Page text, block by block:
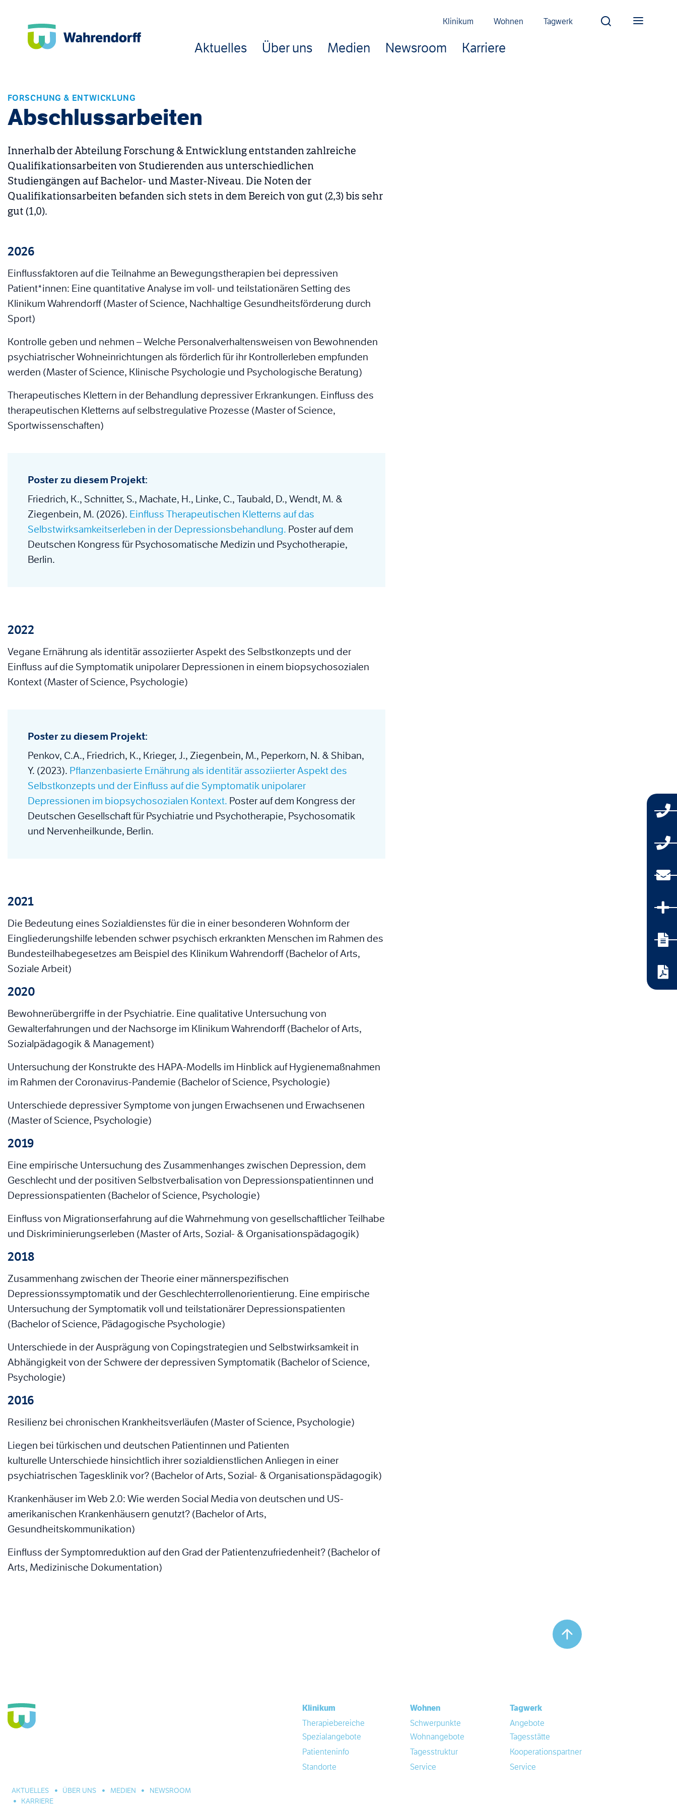
Klinikum Wohnen Tagwerk
Aktuelles Über uns Medien Newsroom Karriere
FORSCHUNG & ENTWICKLUNG
Abschlussarbeiten
Innerhalb der Abteilung Forschung & Entwicklung entstanden zahlreiche
Qualifikationsarbeiten von Studierenden aus unterschiedlichen
Studiengängen auf Bachelor- und Master-Niveau. Die Noten der
Qualifikationsarbeiten befanden sich stets in dem Bereich von gut (2,3) bis sehr
gut (1,0).
2026
Einflussfaktoren auf die Teilnahme an Bewegungstherapien bei depressiven
Patient*innen: Eine quantitative Analyse im voll- und teilstationären Setting des
Klinikum Wahrendorff (Master of Science, Nachhaltige Gesundheitsförderung durch
Sport)
Kontrolle geben und nehmen – Welche Personalverhaltensweisen von Bewohnenden
psychiatrischer Wohneinrichtungen als förderlich für ihr Kontrollerleben empfunden
werden (Master of Science, Klinische Psychologie und Psychologische Beratung)
Therapeutisches Klettern in der Behandlung depressiver Erkrankungen. Einfluss des
therapeutischen Kletterns auf selbstregulative Prozesse (Master of Science,
Sportwissenschaften)
Poster zu diesem Projekt:
Friedrich, K., Schnitter, S., Machate, H., Linke, C., Taubald, D., Wendt, M. &
Ziegenbein, M. (2026). Einfluss Therapeutischen Kletterns auf das
Selbstwirksamkeitserleben in der Depressionsbehandlung. Poster auf dem
Deutschen Kongress für Psychosomatische Medizin und Psychotherapie,
Berlin.
2022
Vegane Ernährung als identitär assoziierter Aspekt des Selbstkonzepts und der
Einfluss auf die Symptomatik unipolarer Depressionen in einem biopsychosozialen
Kontext (Master of Science, Psychologie)
Poster zu diesem Projekt:
Penkov, C.A., Friedrich, K., Krieger, J., Ziegenbein, M., Peperkorn, N. & Shiban,
Y. (2023). Pflanzenbasierte Ernährung als identitär assoziierter Aspekt des
Selbstkonzepts und der Einfluss auf die Symptomatik unipolarer
Depressionen im biopsychosozialen Kontext. Poster auf dem Kongress der
Deutschen Gesellschaft für Psychiatrie und Psychotherapie, Psychosomatik
und Nervenheilkunde, Berlin.
2021
Die Bedeutung eines Sozialdienstes für die in einer besonderen Wohnform der
Eingliederungshilfe lebenden schwer psychisch erkrankten Menschen im Rahmen des
Bundesteilhabegesetzes am Beispiel des Klinikum Wahrendorff (Bachelor of Arts,
Soziale Arbeit)
2020
Bewohnerübergriffe in der Psychiatrie. Eine qualitative Untersuchung von
Gewalterfahrungen und der Nachsorge im Klinikum Wahrendorff (Bachelor of Arts,
Sozialpädagogik & Management)
Untersuchung der Konstrukte des HAPA-Modells im Hinblick auf Hygienemaßnahmen
im Rahmen der Coronavirus-Pandemie (Bachelor of Science, Psychologie)
Unterschiede depressiver Symptome von jungen Erwachsenen und Erwachsenen
(Master of Science, Psychologie)
2019
Eine empirische Untersuchung des Zusammenhanges zwischen Depression, dem
Geschlecht und der positiven Selbstverbalisation von Depressionspatientinnen und
Depressionspatienten (Bachelor of Science, Psychologie)
Einfluss von Migrationserfahrung auf die Wahrnehmung von gesellschaftlicher Teilhabe
und Diskriminierungserleben (Master of Arts, Sozial- & Organisationspädagogik)
2018
Zusammenhang zwischen der Theorie einer männerspezifischen
Depressionssymptomatik und der Geschlechterrollenorientierung. Eine empirische
Untersuchung der Symptomatik voll und teilstationärer Depressionspatienten
(Bachelor of Science, Pädagogische Psychologie)
Unterschiede in der Ausprägung von Copingstrategien und Selbstwirksamkeit in
Abhängigkeit von der Schwere der depressiven Symptomatik (Bachelor of Science,
Psychologie)
2016
Resilienz bei chronischen Krankheitsverläufen (Master of Science, Psychologie)
Liegen bei türkischen und deutschen Patientinnen und Patienten
kulturelle Unterschiede hinsichtlich ihrer sozialdienstlichen Anliegen in einer
psychiatrischen Tagesklinik vor? (Bachelor of Arts, Sozial- & Organisationspädagogik)
Krankenhäuser im Web 2.0: Wie werden Social Media von deutschen und US-
amerikanischen Krankenhäusern genutzt? (Bachelor of Arts,
Gesundheitskommunikation)
Einfluss der Symptomreduktion auf den Grad der Patientenzufriedenheit? (Bachelor of
Arts, Medizinische Dokumentation)
AKTUELLES ÜBER UNS MEDIEN
NEWSROOM
KARRIERE
Klinikum
Therapiebereiche
Spezialangebote
Patienteninfo
Standorte
Wohnen
Schwerpunkte
Wohnangebote
Tagesstruktur
Service
Tagwerk
Angebote
Tagesstätte
Kooperationspartner
Service